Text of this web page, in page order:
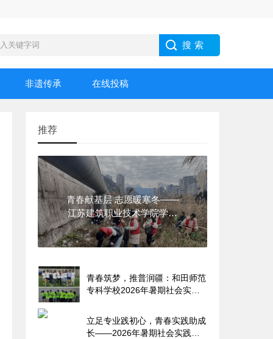
非遗传承 在线投稿
推荐
青春献基层 志愿暖寒冬——
江苏建筑职业技术学院学子
2026年
青春筑梦，推普润疆：和田师范
专科学校2026年暑期社会实践
立足专业践初心，青春实践助成
长——2026年暑期社会实践报